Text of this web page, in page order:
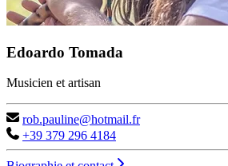
Edoardo Tomada
Musicien et artisan
rob.pauline@hotmail.fr
+39 379 296 4184